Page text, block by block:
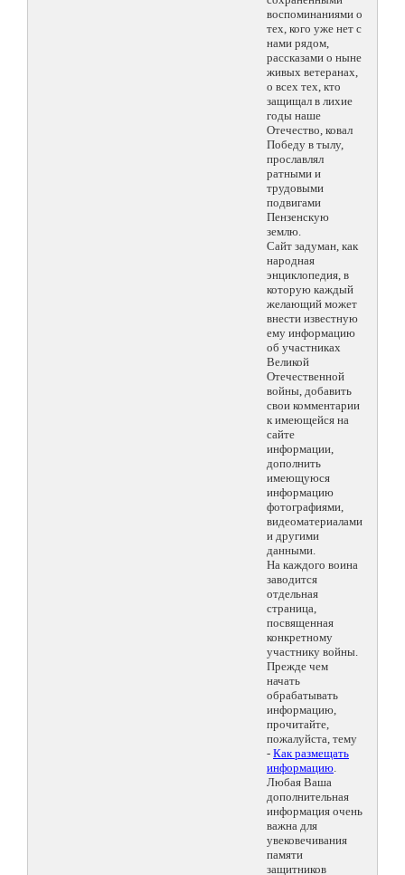
воспоминаниями о
тех, кого уже нет с
нами рядом,
рассказами о ныне
живых ветеранах,
о всех тех, кто
защищал в лихие
годы наше
Отечество, ковал
Победу в тылу,
прославлял
ратными и
трудовыми
подвигами
Пензенскую
землю.
Сайт задуман, как
народная
энциклопедия, в
которую каждый
желающий может
внести известную
ему информацию
об участниках
Великой
Отечественной
войны, добавить
свои комментарии
к имеющейся на
сайте
информации,
дополнить
имеющуюся
информацию
фотографиями,
видеоматериалами
и другими
данными.
На каждого воина
заводится
отдельная
страница,
посвященная
конкретному
участнику войны.
Прежде чем
начать
обрабатывать
информацию,
прочитайте,
пожалуйста, тему
- Как размещать
информацию.
Любая Ваша
дополнительная
информация очень
важна для
увековечивания
памяти
защитников